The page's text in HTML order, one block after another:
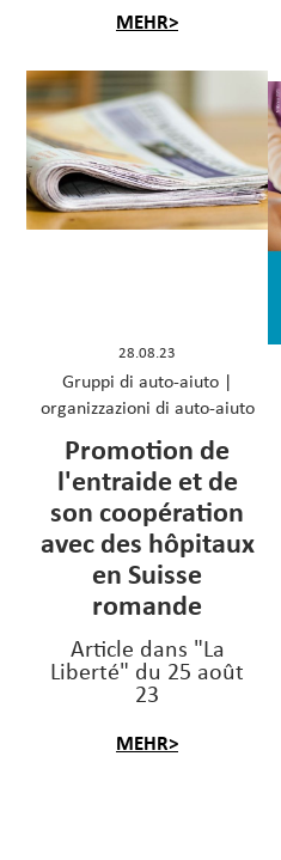
28.08.23
Gruppi di auto-aiuto |
organizzazioni di auto-aiuto
Promotion de
l'entraide et de
son coopération
avec des hôpitaux
en Suisse
romande
Article dans "La
Liberté" du 25 août
23
MEHR>
MEHR>